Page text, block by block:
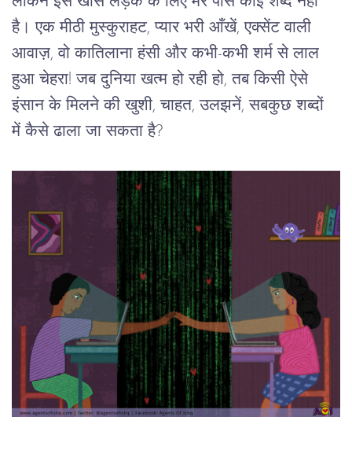
है। एक मीठी मुस्कुराहट, प्यार भरी आँखें, एक्सेंट वाली
आवाज़, वो कातिलाना हंसी और कभी-कभी शर्म से लाल
हुआ चेहरा! जब दुनिया खत्म हो रही हो, तब किसी ऐसे
इंसान के मिलने की खुशी, चाहत, उलझनें, सबकुछ शब्दों
में कैसे ढाला जा सकता है?